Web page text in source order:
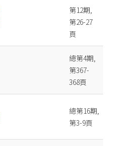
第12期,
第26-27
頁
總第4期,
第367-
368頁
總第16期,
第3-9頁